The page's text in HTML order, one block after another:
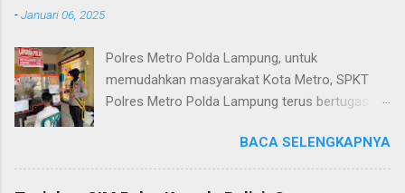
-Januari 06, 2025
Polres Metro Polda Lampung, untuk
memudahkan masyarakat Kota Metro, SPKT
Polres Metro Polda Lampung terus bertugas
terkait layanan pengaduan, pelayanan SKCK dan
pelayanan Identifikasi sidik jari secara terpadu
kepada masyarakat. Senin (06/01/2025) Dalam
BACA SELENGKAPNYA